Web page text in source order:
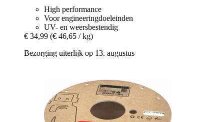
High performance
Voor engineeringdoeleinden
UV- en weersbestendig
€ 34,99 (€ 46,65 / kg)
Bezorging uiterlijk op 13. augustus